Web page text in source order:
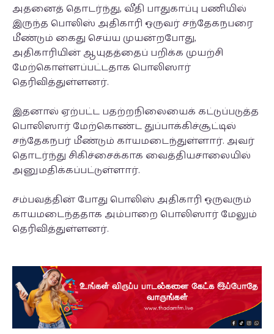
அதனைத் தொடர்ந்து, வீதி பாதுகாப்பு பணியில்
இருந்த பொலிஸ் அதிகாரி ஒருவர் சந்தேகநபரை
மீண்டும் கைது செய்ய முயன்றபோது,
அதிகாரியின் ஆயுதத்தைப் பறிக்க முயற்சி
மேற்கொள்ளப்பட்டதாக பொலிஸார்
தெரிவித்துள்ளனர்.
இதனால் ஏற்பட்ட பதற்றநிலையைக் கட்டுப்படுத்த
பொலிஸார் மேற்கொண்ட துப்பாக்கிச்சூட்டில்
சந்தேகநபர் மீண்டும் காயமடைந்துள்ளார். அவர்
தொடர்ந்து சிகிச்சைக்காக வைத்தியசாலையில்
அனுமதிக்கப்பட்டுள்ளார்.
சம்பவத்தின் போது பொலிஸ் அதிகாரி ஒருவரும்
காயமடைந்ததாக அம்பாறை பொலிஸார் மேலும்
தெரிவித்துள்ளனர்.